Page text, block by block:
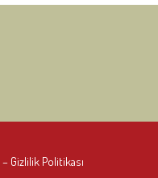
– Gizlilik Politikası